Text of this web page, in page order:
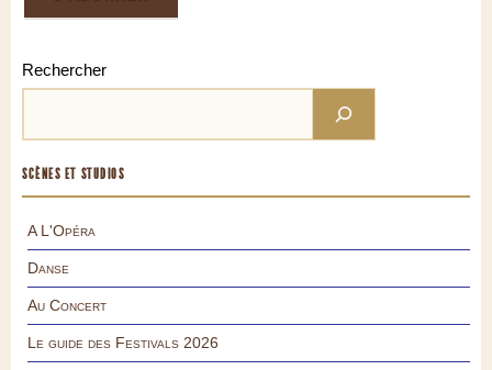
Rechercher
SCÈNES ET STUDIOS
A L'Opéra
Danse
Au Concert
Le guide des Festivals 2026